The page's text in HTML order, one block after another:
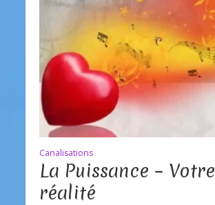
Canalisations
La Puissance – Votre
réalité